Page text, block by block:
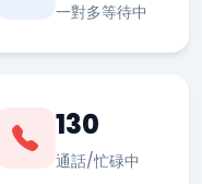
一對多等待中
130
通話/忙碌中